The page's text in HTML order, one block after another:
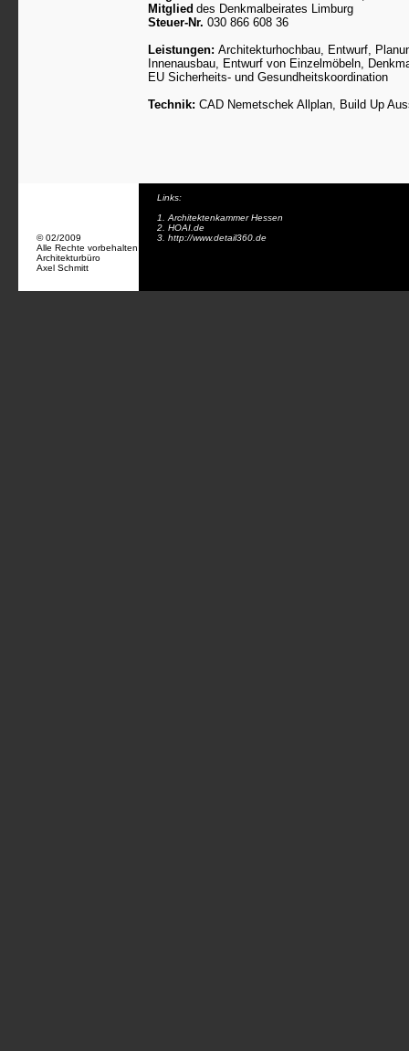
Mitglied des Denkmalbeirates Limburg
Steuer-Nr. 030 866 608 36
Leistungen: Architekturhochbau, Entwurf,
Innenausbau, Entwurf von Einzelmöbeln,
EU Sicherheits- und Gesundheitskoordination
Technik: CAD Nemetschek Allplan, Build Up
© 02/2009
Alle Rechte vorbehalten
Architekturbüro
Axel Schmitt
L inks:
1. Architektenkammer Hessen
2. HOAI.de
3. http://www.detail360.de